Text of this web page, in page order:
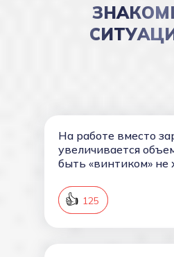
На работе вместо
увеличивается
быть «винтиком» не
126
👍 125